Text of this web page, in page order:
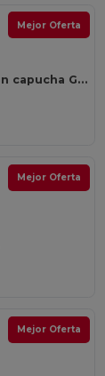
Mejor Oferta
Paquete de 3 sudaderas con capucha Gildan 18500
Mejor Oferta
Mejor Oferta